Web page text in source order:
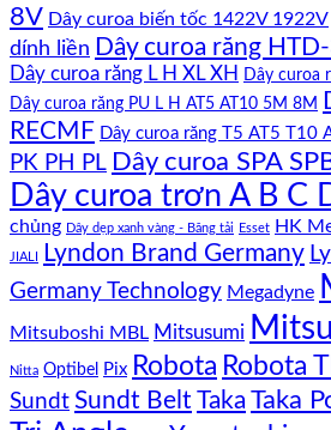
8V Dây curoa biến tốc 1422V 1922V
dính liền Dây curoa răng
Dây curoa răng L H XL XH Dây curoa
Dây curoa răng PU L H AT5 AT10 5M 8M
RECMF Dây curoa răng T5 AT5 T10
PK PH PL Dây curoa SPA
Dây curoa trơn A B C
chủng Dây dẹp xanh vàng - Băng tải Esset HK
JIALI Lyndon Brand Germany
Germany Technology Megadyne
Mitsuboshi MBL Mitsusumi
Nitta Optibel Pix Robota Robota
Sundt Sundt Belt Taka Taka